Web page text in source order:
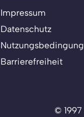
Impressum
Datenschutz
Barrierefreiheit
©